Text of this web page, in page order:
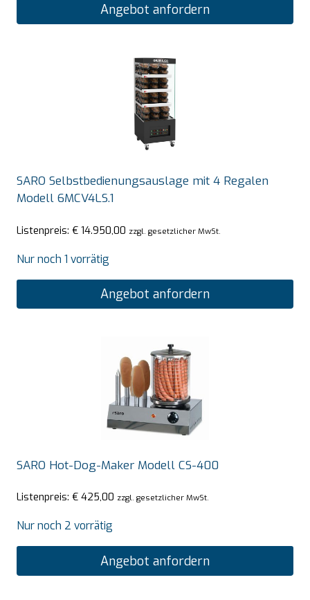
Angebot anfordern
SARO Selbstbedienungsauslage mit 4 Regalen
Modell 6MCV4LS.1
Listenpreis: € 14.950,00 zzgl. gesetzlicher MwSt.
Nur noch 1 vorrätig
Angebot anfordern
SARO Hot-Dog-Maker Modell CS-400
Listenpreis: € 425,00 zzgl. gesetzlicher MwSt.
Nur noch 2 vorrätig
Angebot anfordern